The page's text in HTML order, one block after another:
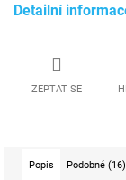
Detailní
ZEPTAT SE
Popis Podobné (16)